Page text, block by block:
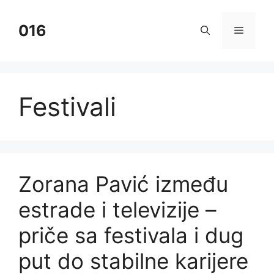
content
016 Menu
Festivali
Zorana Pavić između
estrade i televizije –
priče sa festivala i dug
put do stabilne karijere